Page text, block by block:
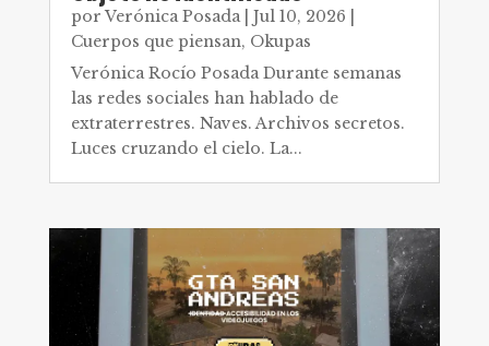
por Verónica Posada| Jul 10, 2026
Cuerpos que piensan, Okupas
Verónica Rocío Posada Durante semanas
las redes sociales han hablado de
extraterrestres. Naves. Archivos secretos.
Luces cruzando el cielo. La...